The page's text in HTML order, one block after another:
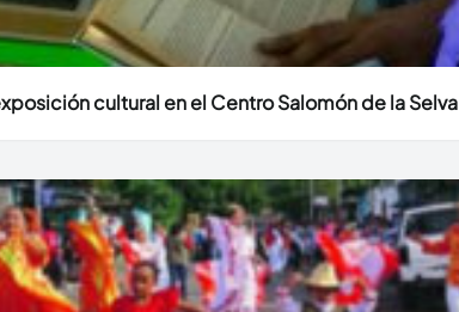
cultural en el Centro Salomón de la Selva